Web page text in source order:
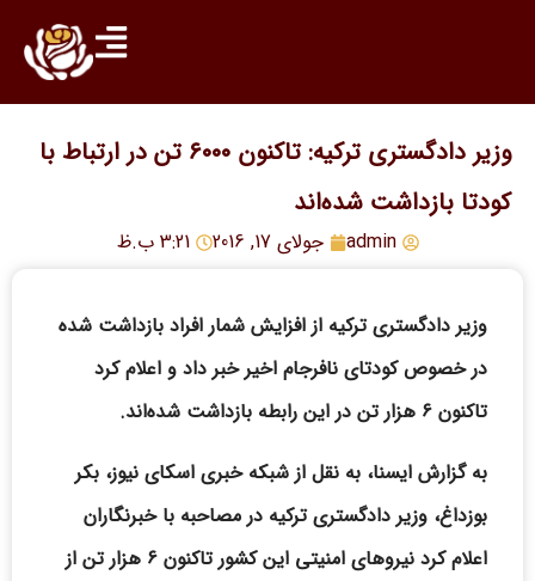
وزیر دادگستری ترکیه: تاکنون ۶۰۰۰ تن در ارتباط با
کودتا بازداشت شده‌اند
admin جولای 17, 2016 3:21 ب.ظ
وزیر دادگستری ترکیه از افزایش شمار افراد بازداشت شده
در خصوص کودتای نافرجام اخیر خبر داد و اعلام کرد
تاکنون ۶ هزار تن در این رابطه بازداشت شده‌اند.
به گزارش ایسنا، به نقل از شبکه خبری اسکای نیوز، بکر
بوزداغ، وزیر دادگستری ترکیه در مصاحبه با خبرنگاران
اعلام کرد نیروهای امنیتی این کشور تاکنون ۶ هزار تن از